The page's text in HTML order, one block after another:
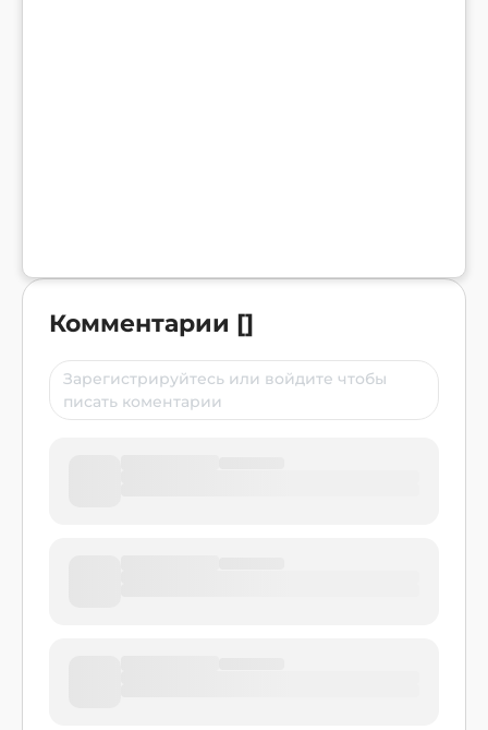
Комментарии []